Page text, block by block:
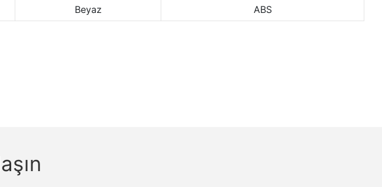
Beyaz ABS